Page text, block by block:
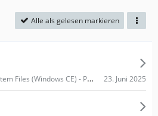
Alle als gelesen markieren
Urgent: Need Teasi One3 System Files (Windows CE) - PC recognizes it as Mass Storage! 23. Juni 2025